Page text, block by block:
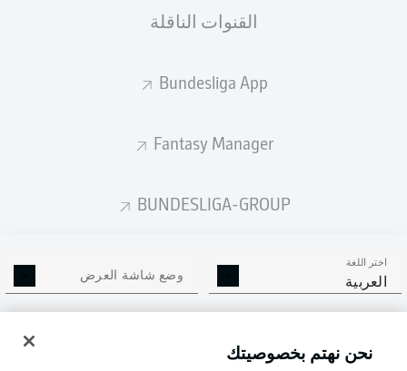
القنوات الناقلة
Bundesliga App
Fantasy Manager
BUNDESLIGA-GROUP
اختر اللغة
العربية وضع شاشة العرض
تسجيل الدخولنحن نهتم بخصوصيتك